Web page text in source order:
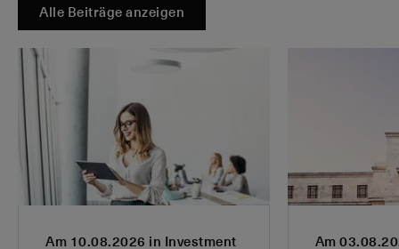
Alle Beiträge anzeigen
Am 10.08.2026 in Investment
Am